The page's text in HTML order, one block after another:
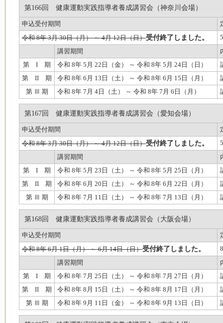
第166回 健康運動実践指導者養成講習会（神奈川会場）
申込受付期間
令和 8年 3月 30日（月） ～ 4月 12日（日）受付終了しました。
講習期間
第 I 期
令和 8年 5月 22日（金） ～ 令和 8年 5月 24日（日）
第 II 期
令和 8年 6月 13日（土） ～ 令和 8年 6月 15日（月）
第 Ⅲ 期
令和 8年 7月 4日（土） ～ 令和 8年 7月 6日（月）
第167回 健康運動実践指導者養成講習会（愛知会場）
申込受付期間
令和 8年 3月 30日（月） ～ 4月 12日（日）受付終了しました。
講習期間
第 I 期
令和 8年 5月 23日（土） ～ 令和 8年 5月 25日（月）
第 II 期
令和 8年 6月 20日（土） ～ 令和 8年 6月 22日（月）
第 Ⅲ 期
令和 8年 7月 11日（土） ～ 令和 8年 7月 13日（月）
第168回 健康運動実践指導者養成講習会（大阪会場）
申込受付期間
令和 8年 6月 1日（月） ～ 6月 14日（日）受付終了しました。
講習期間
第 I 期
令和 8年 7月 25日（土） ～ 令和 8年 7月 27日（月）
第 II 期
令和 8年 8月 15日（土） ～ 令和 8年 8月 17日（月）
第 Ⅲ 期
令和 8年 9月 11日（金） ～ 令和 8年 9月 13日（日）